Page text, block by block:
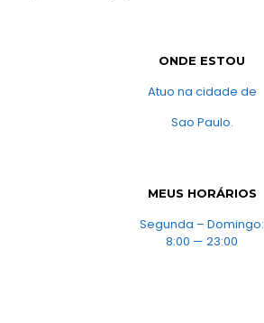
ONDE ESTOU
Atuo na cidade de
Sao Paulo.
MEUS HORÁRIOS
Segunda – Domingo:
8:00 — 23:00